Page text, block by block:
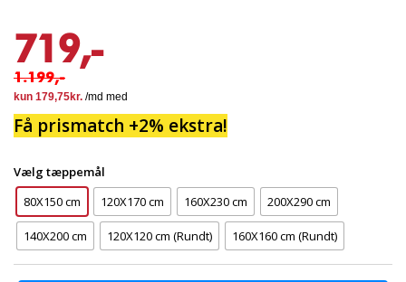
719,-
1.199,-
Få prismatch +2% ekstra!
Vælg tæppemål
80X150 cm
120X170 cm 160X230 cm 200X290 cm
140X200 cm 120X120 cm (Rundt) 160X160 cm (Rundt)